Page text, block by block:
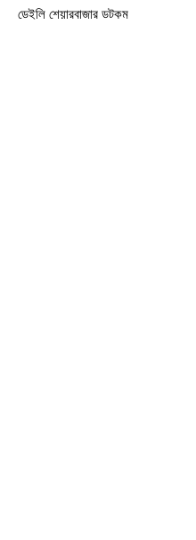
ডেইলি শেয়ারবাজার ডটকম